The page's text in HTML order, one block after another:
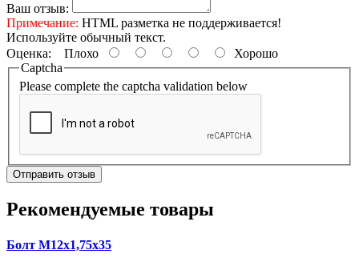
Ваш отзыв:
Примечание: HTML разметка не поддерживается!
Используйте обычный текст.
Оценка: Плохо
Хорошо
Captcha
Please complete the captcha validation below
Отправить отзыв
Рекомендуемые товары
Болт М12х1,75х35